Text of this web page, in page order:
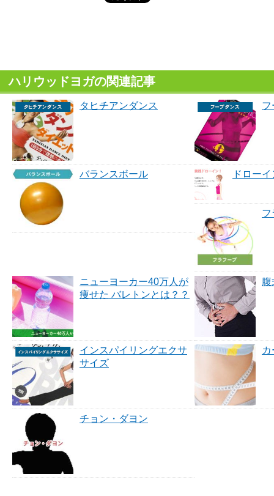
ハリウッドヨガの関連記事
タヒチアンダンス フ
バランスボール ドローイ
フ
ニューヨーカー40万人が
痩せた バレトンとは？？
腹
インスパイリングエクサ
サイズ
チョン・ダヨン